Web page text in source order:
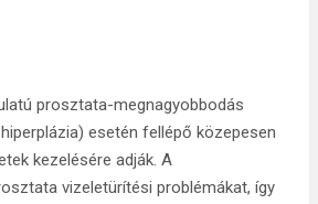
prosztata-megnagyobbodás
esetén fellépő közepesen
kezelésére adják. A
vizeletürítési problémákat, így